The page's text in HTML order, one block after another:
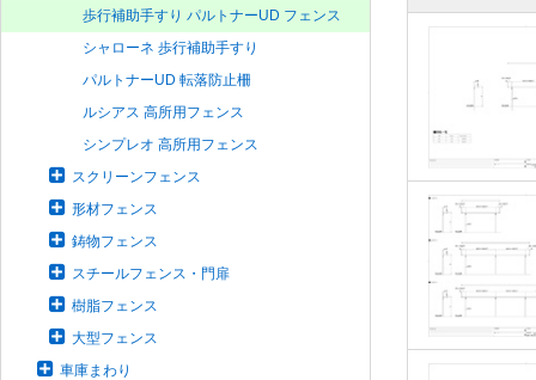
歩行補助手すり パルトナーUD フェンス
シャローネ 歩行補助手すり
パルトナーUD 転落防止柵
ルシアス 高所用フェンス
シンプレオ 高所用フェンス
スクリーンフェンス
形材フェンス
鋳物フェンス
スチールフェンス・門扉
樹脂フェンス
大型フェンス
車庫まわり